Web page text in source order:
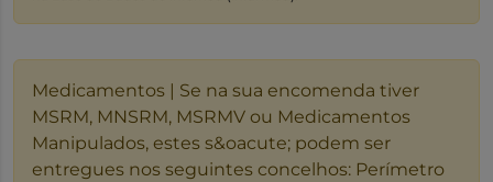
Medicamentos | Se na sua encomenda tiver
MSRM, MNSRM, MSRMV ou Medicamentos
Manipulados, estes s&oacute; podem ser
entregues nos seguintes concelhos: Perímetro